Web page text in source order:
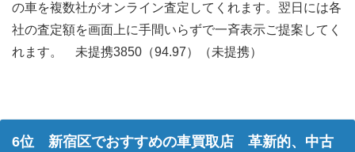
の車を複数社がオンライン査定してくれます。翌日には各
社の査定額を画面上に手間いらずで一斉表示ご提案してく
れます。 未提携3850（94.97）（未提携）
6位 新宿区でおすすめの車買取店 革新的、中古